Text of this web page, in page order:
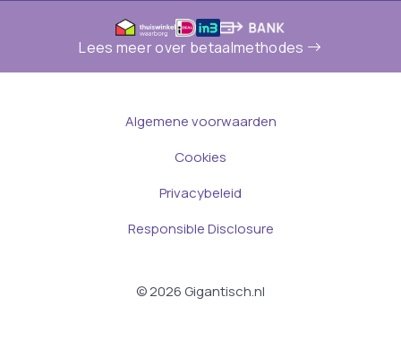
Lees meer over betaalmethodes
© 2026 Gigantisch.nl
Algemene voorwaarden
Privacybeleid
Cookies
Responsible Disclosure